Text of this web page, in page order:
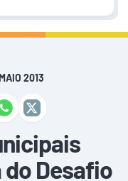
2013
Desafio